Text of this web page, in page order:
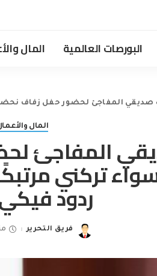
البورصات العالمية المال
المفاجئ لحضور حفل زفاف
المال
المفاجئ
تركني
ردود
Posted
فريق التحرير